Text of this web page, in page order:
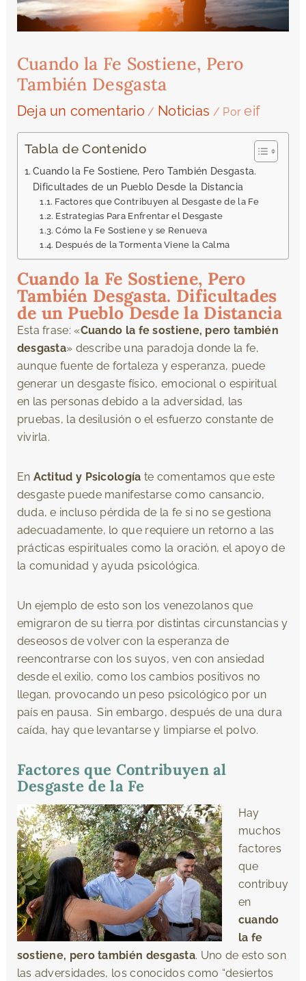
Cuando la Fe Sostiene, Pero
También Desgasta
Deja un comentario / Noticias / Poreif
Tabla de Contenido
Cuando la Fe Sostiene, Pero También Desgasta.
Dificultades de un Pueblo Desde la Distancia
Factores que Contribuyen al Desgaste de la Fe
Estrategias Para Enfrentar el Desgaste
Cómo la Fe Sostiene y se Renueva
Después de la Tormenta Viene la Calma
Cuando la Fe Sostiene, Pero
También Desgasta. Dificultades
de un Pueblo Desde la Distancia
Esta frase: «Cuando la fe sostiene, pero también
desgasta» describe una paradoja donde la fe,
aunque fuente de fortaleza y esperanza, puede
generar un desgaste físico, emocional o espiritual
en las personas debido a la adversidad, las
pruebas, la desilusión o el esfuerzo constante de
vivirla.
En Actitud y Psicología te comentamos que este
desgaste puede manifestarse como cansancio,
duda, e incluso pérdida de la fe si no se gestiona
adecuadamente, lo que requiere un retorno a las
prácticas espirituales como la oración, el apoyo de
la comunidad y ayuda psicológica.
Un ejemplo de esto son los venezolanos que
emigraron de su tierra por distintas circunstancias y
deseosos de volver con la esperanza de
reencontrarse con los suyos, ven con ansiedad
desde el exilio, como los cambios positivos no
llegan, provocando un peso psicológico por un
país en pausa. Sin embargo, después de una dura
caída, hay que levantarse y limpiarse el polvo.
Factores que Contribuyen al
Desgaste de la Fe
Hay
muchos
factores
que
contribuy
en
cuando
la fe
sostiene, pero también desgasta. Uno de esto son
las adversidades, los conocidos como “desiertos